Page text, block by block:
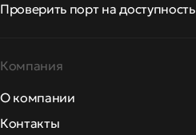
Проверить порт на доступность
Компания
О компании
Контакты